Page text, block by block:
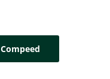
Compeed